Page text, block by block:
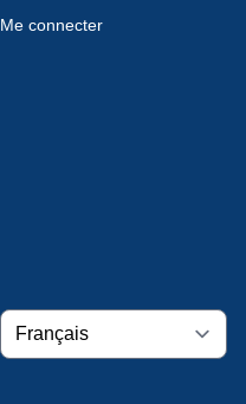
Me connecter